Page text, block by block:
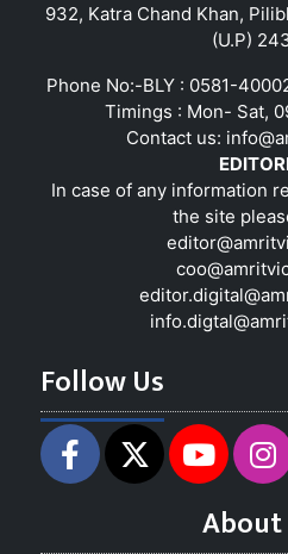
932, Katra Chand Khan,
(U.P)
Phone No:-BLY : 0581-
Timings : Mon- Sat,
Contact us:
In case of any information
the site
Follow Us
About